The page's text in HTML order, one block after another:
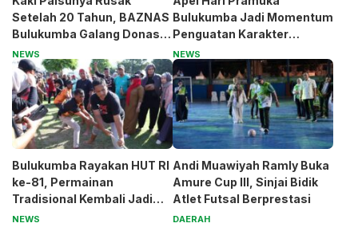
Setelah 20 Tahun, BAZNAS
Bulukumba Galang Donasi
untuk Pak Pardi
NEWS
Bulukumba Jadi Momentum
Penguatan Karakter
Generasi Muda
NEWS
Bulukumba Rayakan HUT RI
ke-81, Permainan
Tradisional Kembali Jadi
Magnet
NEWS
Andi Muawiyah Ramly Buka
Amure Cup III, Sinjai Bidik
Atlet Futsal Berprestasi
DAERAH